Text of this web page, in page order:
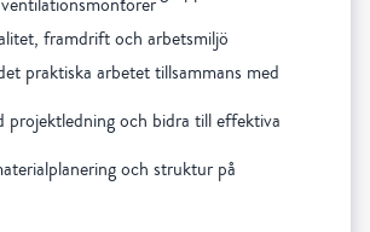
framdrift och arbetsmiljö
praktiska arbetet tillsammans med
projektledning och bidra till effektiva
och struktur på